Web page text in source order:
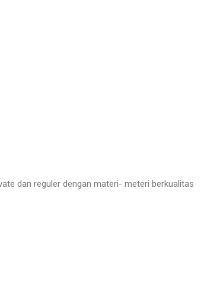
dan reguler dengan materi- meteri berkualitas